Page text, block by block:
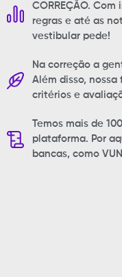
CORREÇÃO.
regras e até as
vestibular pede!
Na correção a
Além disso,
critérios e
Temos mais de
plataforma. Por
bancas, como